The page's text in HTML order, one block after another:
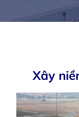
Xây